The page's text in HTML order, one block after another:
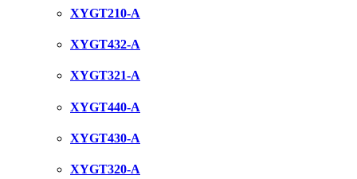
XYGT210-A
XYGT432-A
XYGT321-A
XYGT440-A
XYGT430-A
XYGT320-A